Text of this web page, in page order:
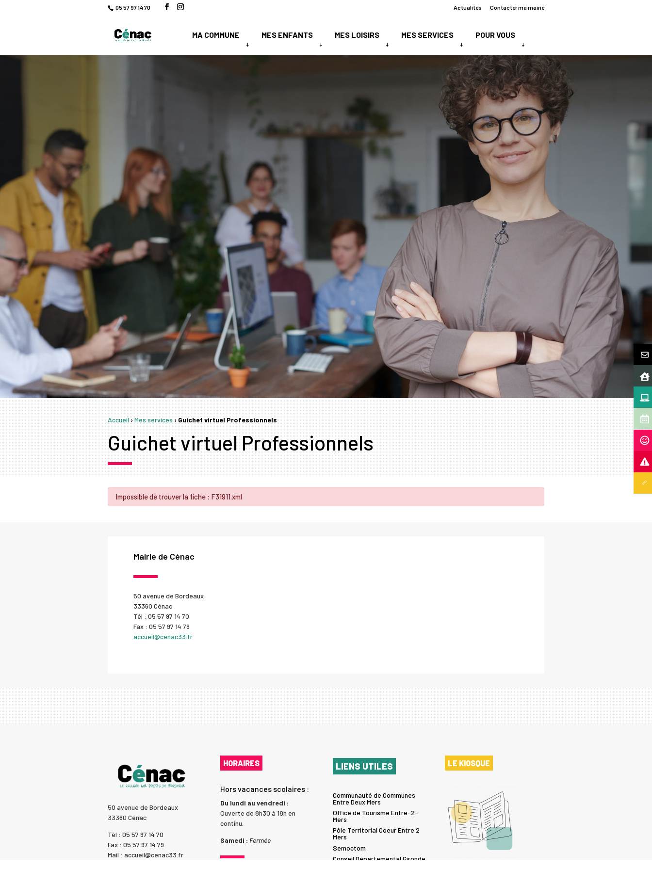
05 57 97 14 70 Actualités Contacter ma mairie
MA COMMUNE MES ENFANTS MES LOISIRS MES SERVICES POUR VOUS
Accueil›Mes services›Guichet virtuel Professionnels
Guichet virtuel Professionnels
Impossible de trouver la fiche : F31911.xml
Mairie de Cénac
50 avenue de Bordeaux
33360 Cénac
Tél : 05 57 97 14 70
Fax : 05 57 97 14 79
accueil@cenac33.fr
50 avenue de Bordeaux
33360 Cénac
Tél : 05 57 97 14 70
Fax : 05 57 97 14 79
Mail : accueil@cenac33.fr
HORAIRES
Hors vacances scolaires :
Du lundi au vendredi :
Ouverte de 8h30 à 18h en
continu.
Samedi : Fermée
LIENS UTILES
Communauté de Communes
Entre Deux Mers
Office de Tourisme Entre-2-
Mers
Pôle Territorial Coeur Entre 2
Mers
Semoctom
Conseil Départemental Gironde
LE KIOSQUE